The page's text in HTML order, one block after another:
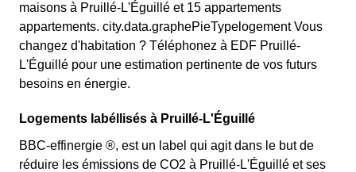
maisons à Pruillé-L'Éguillé et 15 appartements
appartements. city.data.graphePieTypelogement Vous
changez d'habitation ? Téléphonez à EDF Pruillé-
L'Éguillé pour une estimation pertinente de vos futurs
besoins en énergie.
Logements labéllisés à Pruillé-L'Éguillé
BBC-effinergie ®, est un label qui agit dans le but de
réduire les émissions de CO2 à Pruillé-L'Éguillé et ses